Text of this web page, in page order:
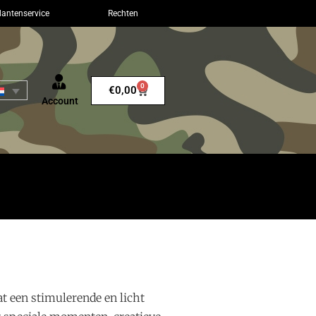
Rechten
Account
€0,00 0
een stimulerende en licht